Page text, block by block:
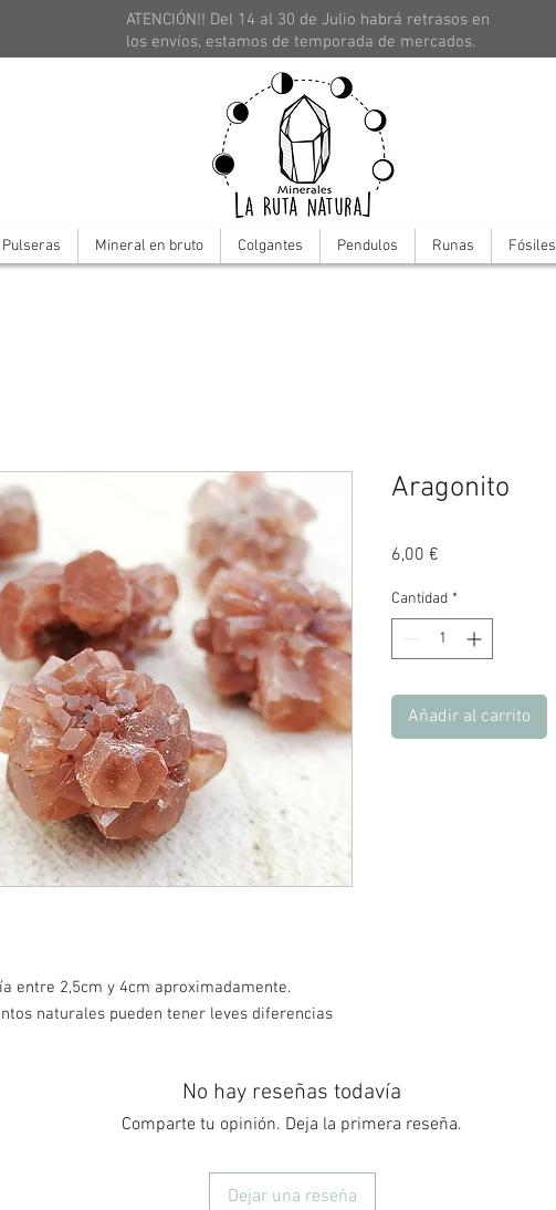
ATENCIÓN!! Del 14 al 30 de Julio habrá retrasos en
los envíos, estamos de temporada de mercados.
Pulseras Mineral en bruto Colgantes Pendulos Runas Fósiles
entre 2,5cm y 4cm aproximadamente.
naturales pueden tener leves diferencias
Aragonito
6,00 €
Cantidad *
Añadir al carrito
No hay reseñas todavía
Comparte tu opinión. Deja la primera reseña.
Dejar una reseña